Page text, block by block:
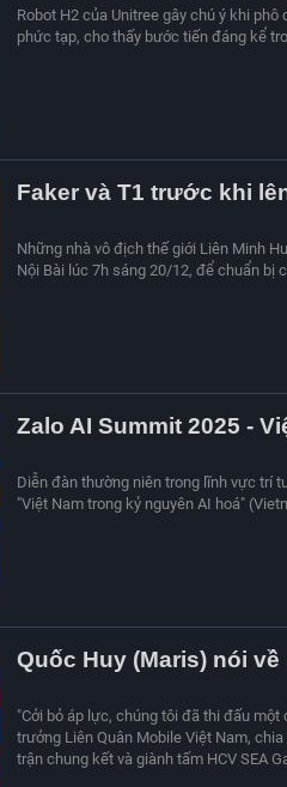
Robot H2 của Unitree gây chú ý khi
phức tạp, cho thấy bước tiến đáng kể
Faker và T1 trước khi
Những nhà vô địch thế giới Liên Minh
Nội Bài lúc 7h sáng 20/12, để chuẩn bị
Zalo AI Summit 2025 -
Diễn đàn thường niên trong lĩnh vực trí
"Việt Nam trong kỷ nguyên AI hoá"
Quốc Huy (Maris) nói
"Cởi bỏ áp lực, chúng tôi đã thi đấu một
trưởng Liên Quân Mobile Việt Nam,
trận chung kết và giành tấm HCV SEA